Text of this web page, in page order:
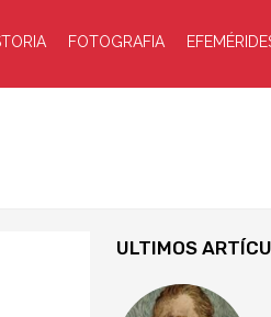
FOTOGRAFIA
ULTIMOS